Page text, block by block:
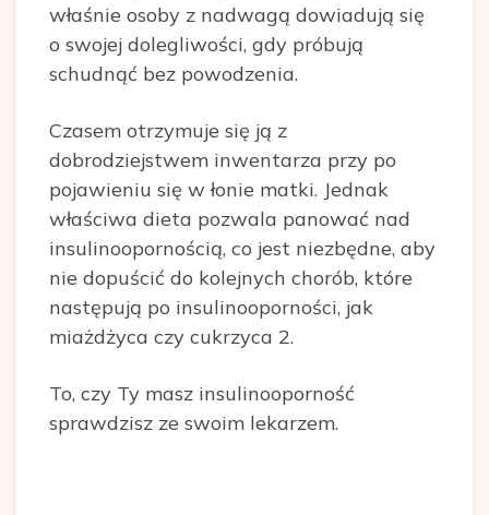
właśnie osoby z nadwagą dowiadują się
o swojej dolegliwości, gdy próbują
schudnąć bez powodzenia.
Czasem otrzymuje się ją z
dobrodziejstwem inwentarza przy po
pojawieniu się w łonie matki. Jednak
właściwa dieta pozwala panować nad
insulinoopornością, co jest niezbędne, aby
nie dopuścić do kolejnych chorób, które
następują po insulinooporności, jak
miażdżyca czy cukrzyca 2.
To, czy Ty masz insulinooporność
sprawdzisz ze swoim lekarzem.